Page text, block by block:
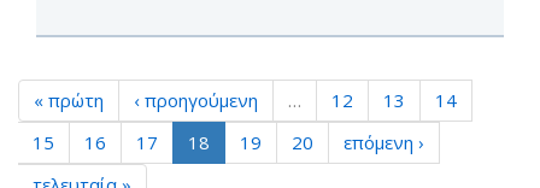
« πρώτη ‹ προηγούμενη … 12 13
14
15
16 17 18 19 20
επόμενη ›